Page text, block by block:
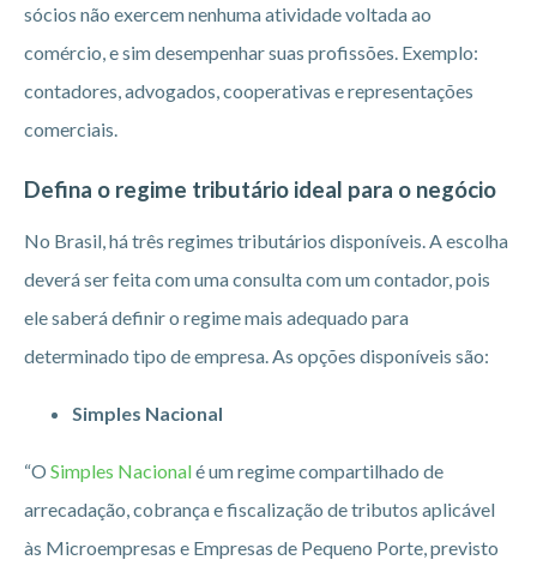
sócios não exercem nenhuma atividade voltada ao
comércio, e sim desempenhar suas profissões. Exemplo:
contadores, advogados, cooperativas e representações
comerciais.
Defina o regime tributário ideal para o negócio
No Brasil, há três regimes tributários disponíveis. A escolha
deverá ser feita com uma consulta com um contador, pois
ele saberá definir o regime mais adequado para
determinado tipo de empresa. As opções disponíveis são:
Simples Nacional
“O Simples Nacionalé um regime compartilhado de
arrecadação, cobrança e fiscalização de tributos aplicável
às Microempresas e Empresas de Pequeno Porte, previsto